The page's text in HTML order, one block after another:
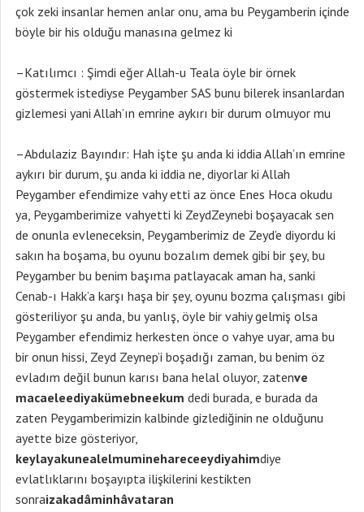
çok zeki insanlar hemen anlar onu, ama bu Peygamberin içinde
böyle bir his olduğu manasına gelmez ki
–Katılımcı : Şimdi eğer Allah-u Teala öyle bir örnek
göstermek istediyse Peygamber SAS bunu bilerek insanlardan
gizlemesi yani Allah’ın emrine aykırı bir durum olmuyor mu
–Abdulaziz Bayındır: Hah işte şu anda ki iddia Allah’ın emrine
aykırı bir durum, şu anda ki iddia ne, diyorlar ki Allah
Peygamber efendimize vahy etti az önce Enes Hoca okudu
ya, Peygamberimize vahyetti ki ZeydZeynebi boşayacak sen
de onunla evleneceksin, Peygamberimiz de Zeyd’e diyordu ki
sakın ha boşama, bu oyunu bozalım demek gibi bir şey, bu
Peygamber bu benim başıma patlayacak aman ha, sanki
Cenab-ı Hakk’a karşı haşa bir şey, oyunu bozma çalışması gibi
gösteriliyor şu anda, bu yanlış, öyle bir vahiy gelmiş olsa
Peygamber efendimiz herkesten önce o vahye uyar, ama bu
bir onun hissi, Zeyd Zeynep’i boşadığı zaman, bu benim öz
evladım değil bunun karısı bana helal oluyor, zatenve
macaeleediyakümebneekum dedi burada, e burada da
zaten Peygamberimizin kalbinde gizlediğinin ne olduğunu
ayette bize gösteriyor,
keylayakunealelmuminehareceeydiyahimdiye
evlatlıklarını boşayıpta ilişkilerini kestikten
sonraizakadâminhâvataran